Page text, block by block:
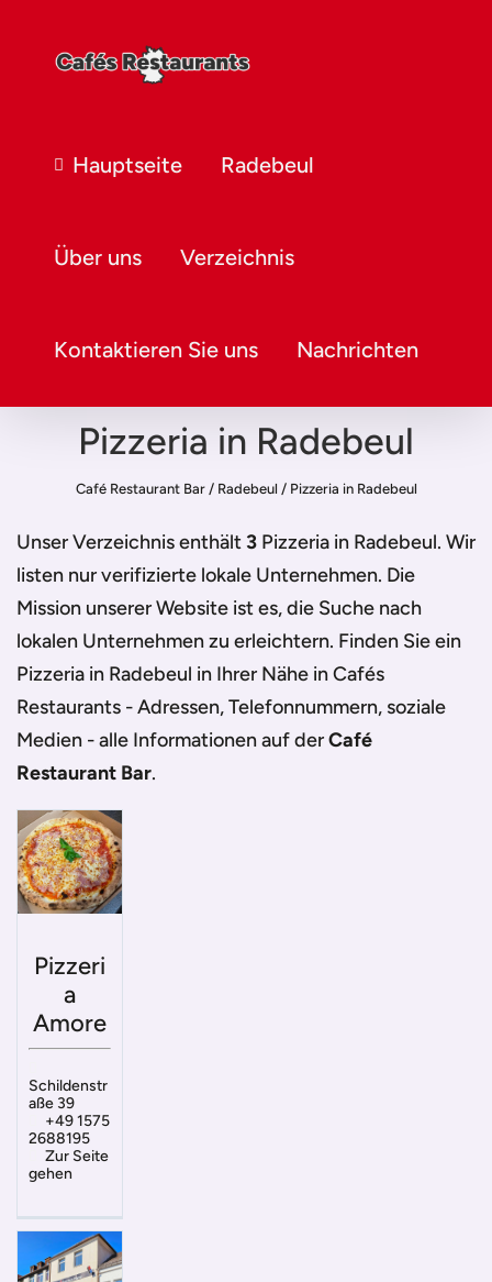
Hauptseite Radebeul
Über uns Verzeichnis
Kontaktieren Sie uns Nachrichten
Pizzeria in Radebeul
Café Restaurant Bar/ Radebeul / Pizzeria in Radebeul
Unser Verzeichnis enthält3 Pizzeria in Radebeul. Wir
listen nur verifizierte lokale Unternehmen. Die
Mission unserer Website ist es, die Suche nach
lokalen Unternehmen zu erleichtern. Finden Sie ein
Pizzeria in Radebeul in Ihrer Nähe in Cafés
Restaurants - Adressen, Telefonnummern, soziale
Medien - alle Informationen auf derCafé
Restaurant Bar.
Pizzeri
a
Amore
Schildenstr
aße 39
+49 1575
2688195
Zur Seite
gehen